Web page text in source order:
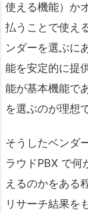
使える機能）か
払うことで使え
ンダーを選ぶに
能を安定的に提
能が基本機能で
を選ぶのが理想
そうしたベンダ
ラウドPBX で何
えるのかをある
リサーチ結果を